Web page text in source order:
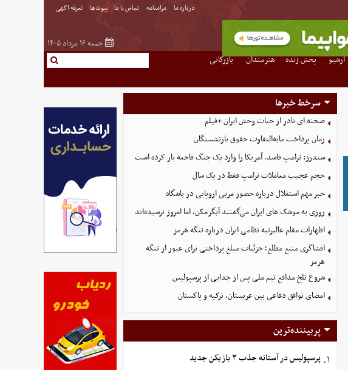
درباره ما مرامنامه تماس با ما پیوندها تعرفه اگهی
جمعه ۱۶ مرداد ۱۴۰۵
آرشیو پخش زنده هنرمندان
بازرگانی
سرخط خبرها
صحنه ای نادر از حیات وحش ایران +فیلم
زمان پرداخت مابه‌التفاوت حقوق بازنشستگان
سندرز: ترامپ فاسد، آمریکا را وارد یک جنگ فاجعه بار کرده است
حجم عجیب معاملات ترامپ فقط در یک سال
خبر مهم استقلال درباره حضور مربی اروپایی در باشگاه
روزی به موشک‌ های ایران می‌گفتند آبگرمکن، اما امروز ترسیده‌اند
اظهارات مقام عالیرتبه نظامی ایران درباره تنگه هرمز
افشاگری منبع مطلع؛ جزئیات مبلغ پرداختی برای عبور از تنگه
هرمز
شروع تلخ مدافع تیم ملی پس از جدایی از پرسپولیس
امضای توافق دفاعی بین عربستان، ترکیه و پاکستان
پربیننده‌ترین
۱. پرسپولیس در آستانه جذب ۳ بازیکن جدید